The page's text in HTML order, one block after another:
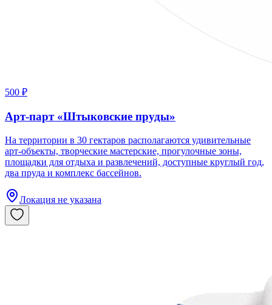
500 ₽
Арт-парт «Штыковские пруды»
На территории в 30 гектаров располагаются удивительные
арт-объекты, творческие мастерские, прогулочные зоны,
площадки для отдыха и развлечений, доступные круглый год,
два пруда и комплекс бассейнов.
Локация не указана